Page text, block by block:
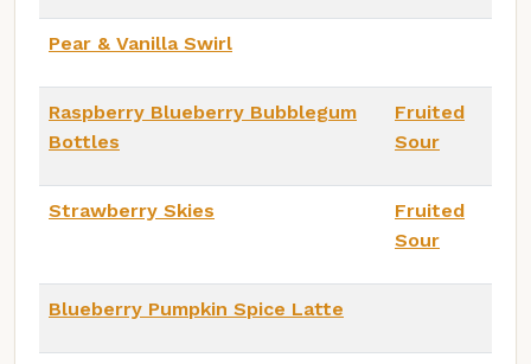
Pear & Vanilla Swirl
Raspberry Blueberry Bubblegum
Bottles
Fruited
Sour
Strawberry Skies
Fruited
Sour
Blueberry Pumpkin Spice Latte